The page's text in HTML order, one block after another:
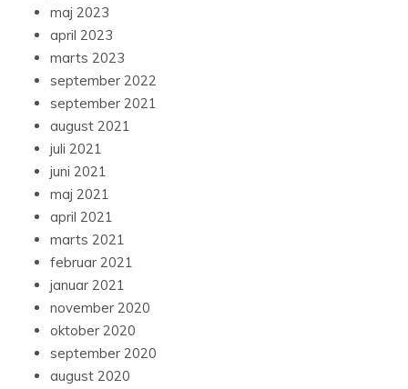
maj 2023
april 2023
marts 2023
september 2022
september 2021
august 2021
juli 2021
juni 2021
maj 2021
april 2021
marts 2021
februar 2021
januar 2021
november 2020
oktober 2020
september 2020
august 2020